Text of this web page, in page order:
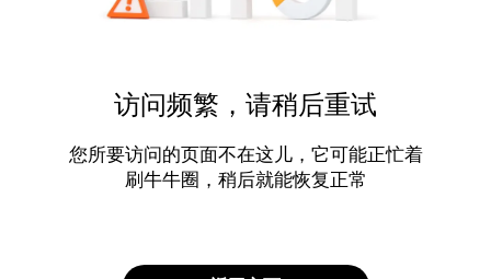
访问频繁，请稍后重试
您所要访问的页面不在这儿，它可能正忙着
刷牛牛圈，稍后就能恢复正常